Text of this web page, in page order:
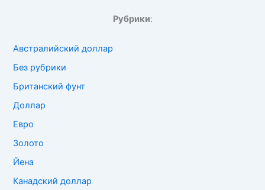
Рубрики:
Австралийский доллар
Без рубрики
Британский фунт
Доллар
Евро
Золото
Йена
Канадский доллар